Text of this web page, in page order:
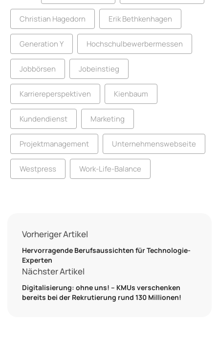
Christian Hagedorn Erik Bethkenhagen
Generation Y Hochschulbewerbermessen
Jobbörsen Jobeinstieg
Karriereperspektiven Kienbaum
Kundendienst Marketing
Projektmanagement Unternehmenswebseite
Westpress Work-Life-Balance
Vorheriger Artikel
Hervorragende Berufsaussichten für Technologie-
Experten
Nächster Artikel
Digitalisierung: ohne uns! – KMUs verschenken
bereits bei der Rekrutierung rund 130 Millionen!